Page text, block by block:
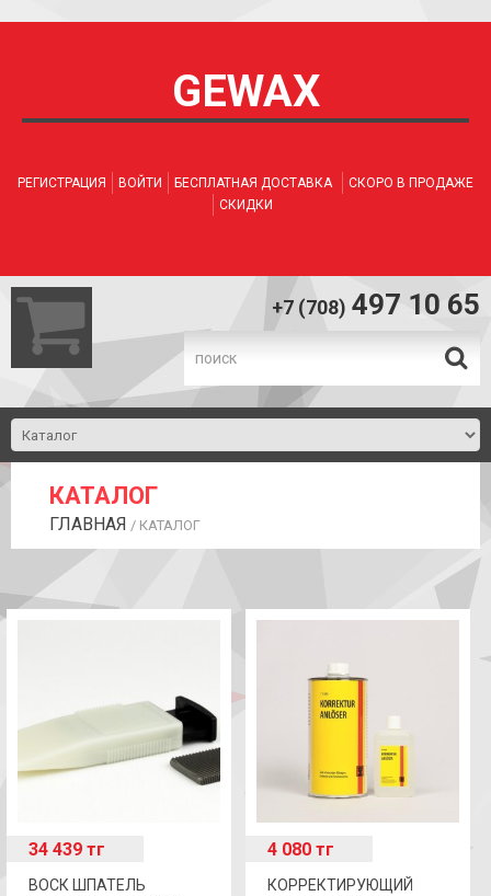
GEWAX
РЕГИСТРАЦИЯ ВОЙТИ БЕСПЛАТНАЯ ДОСТАВКА
СКОРО В ПРОДАЖЕ
СКИДКИ
+7 (708) 497 10 65
КАТАЛОГ
ГЛАВНАЯ / КАТАЛОГ
34 439 тг
ВОСК ШПАТЕЛЬ
4 080 тг
КОРРЕКТИРУЮЩИЙ